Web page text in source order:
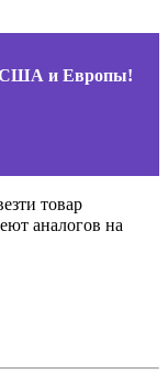
США и Европы!
товар
аналогов на